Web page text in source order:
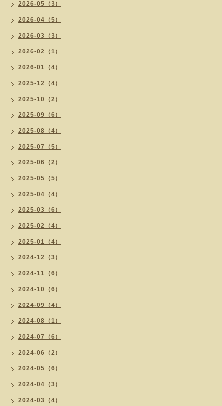
2026-05（3）
2026-04（5）
2026-03（3）
2026-02（1）
2026-01（4）
2025-12（4）
2025-10（2）
2025-09（6）
2025-08（4）
2025-07（5）
2025-06（2）
2025-05（5）
2025-04（4）
2025-03（6）
2025-02（4）
2025-01（4）
2024-12（3）
2024-11（6）
2024-10（6）
2024-09（4）
2024-08（1）
2024-07（6）
2024-06（2）
2024-05（6）
2024-04（3）
2024-03（4）